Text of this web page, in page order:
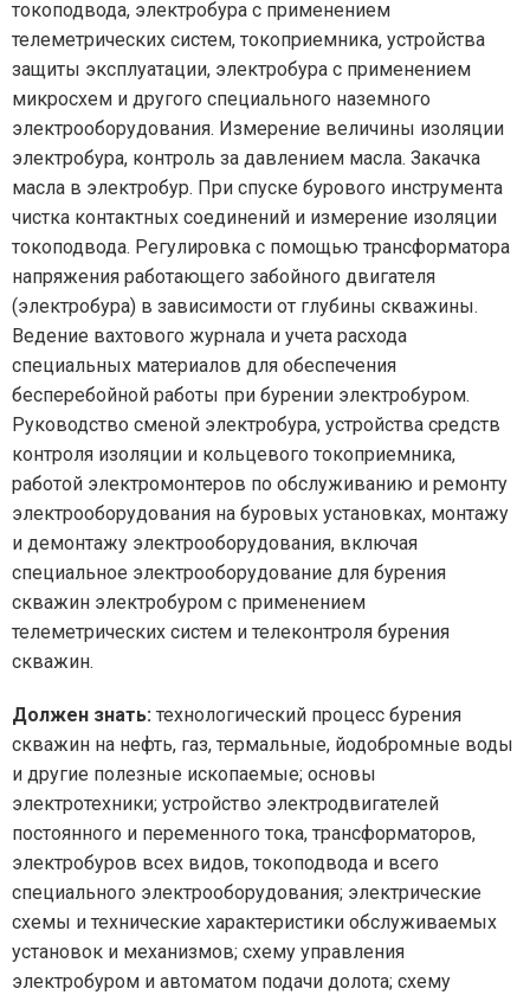
токоподвода, электробура с применением
телеметрических систем, токоприемника, устройства
защиты эксплуатации, электробура с применением
микросхем и другого специального наземного
электрооборудования. Измерение величины изоляции
электробура, контроль за давлением масла. Закачка
масла в электробур. При спуске бурового инструмента
чистка контактных соединений и измерение изоляции
токоподвода. Регулировка с помощью трансформатора
напряжения работающего забойного двигателя
(электробура) в зависимости от глубины скважины.
Ведение вахтового журнала и учета расхода
специальных материалов для обеспечения
бесперебойной работы при бурении электробуром.
Руководство сменой электробура, устройства средств
контроля изоляции и кольцевого токоприемника,
работой электромонтеров по обслуживанию и ремонту
электрооборудования на буровых установках, монтажу
и демонтажу электрооборудования, включая
специальное электрооборудование для бурения
скважин электробуром с применением
телеметрических систем и телеконтроля бурения
скважин.
Должен знать: технологический процесс бурения
скважин на нефть, газ, термальные, йодобромные воды
и другие полезные ископаемые; основы
электротехники; устройство электродвигателей
постоянного и переменного тока, трансформаторов,
электробуров всех видов, токоподвода и всего
специального электрооборудования; электрические
схемы и технические характеристики обслуживаемых
установок и механизмов; схему управления
электробуром и автоматом подачи долота; схему